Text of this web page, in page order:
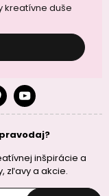
kreatívne duše
inšpirácie a
zľavy a akcie.